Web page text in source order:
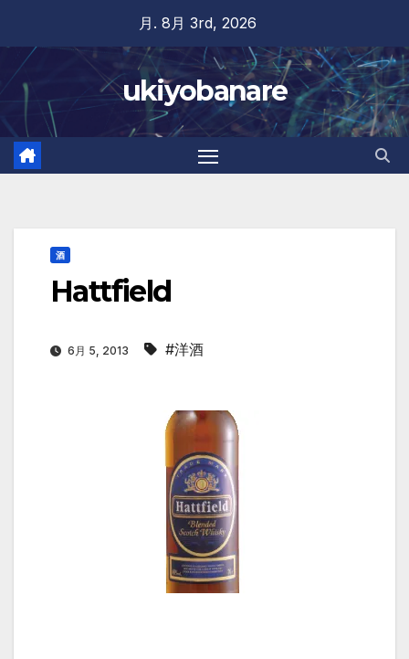
content
月. 8月 3rd, 2026
ukiyobanare
酒
Hattfield
6月 5, 2013 #洋酒